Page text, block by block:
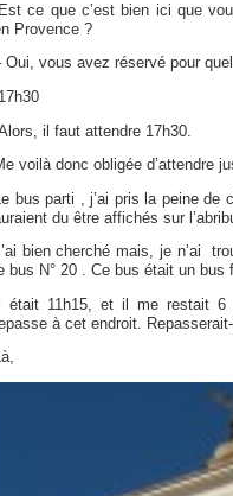
ce que c’est bien ici que
Provence ?
Oui, vous avez réservé pour
il faut attendre 17h30.
voilà donc obligée d’attendre
Le bus parti , j’ai pris la peine
du être affichés sur
bien cherché mais, je n’ai
bus N° 20 . Ce bus était un
Il était 11h15, et il me restait 6
à cet endroit.